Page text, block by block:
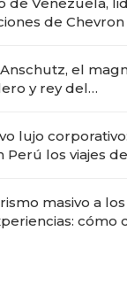
de Venezuela,
de
el
y rey del
lujo
Perú los viajes de
masivo a los
cómo